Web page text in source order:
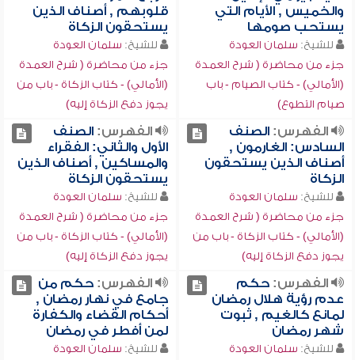
والخميس , الأيام التي
يستحب صومها
للشيخ: سلمان العودة
جزء من محاضرة ( شرح العمدة
(الأمالي) - كتاب الصيام - باب
صيام التطوع)
قلوبهم , أصناف الذين
يستحقون الزكاة
للشيخ: سلمان العودة
جزء من محاضرة ( شرح العمدة
(الأمالي) - كتاب الزكاة - باب من
يجوز دفع الزكاة إليه)
الفهرس:الصنف
السادس: الغارمون ,
أصناف الذين يستحقون
الزكاة
للشيخ: سلمان العودة
جزء من محاضرة ( شرح العمدة
(الأمالي) - كتاب الزكاة - باب من
يجوز دفع الزكاة إليه)
الفهرس:الصنف
الأول والثاني: الفقراء
والمساكين , أصناف الذين
يستحقون الزكاة
للشيخ: سلمان العودة
جزء من محاضرة ( شرح العمدة
(الأمالي) - كتاب الزكاة - باب من
يجوز دفع الزكاة إليه)
الفهرس:حكم
عدم رؤية هلال رمضان
لمانع كالغيم , ثبوت
شهر رمضان
للشيخ: سلمان العودة
الفهرس:حكم من
جامع في نهار رمضان ,
أحكام القضاء والكفارة
لمن أفطر في رمضان
للشيخ: سلمان العودة